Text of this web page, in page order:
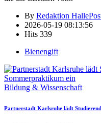
By Redaktion
2026-05-19 08:13:56
Hits 339
Bienengift
Bildung & Wissenschaft
Partnerstadt Karlsruhe lädt